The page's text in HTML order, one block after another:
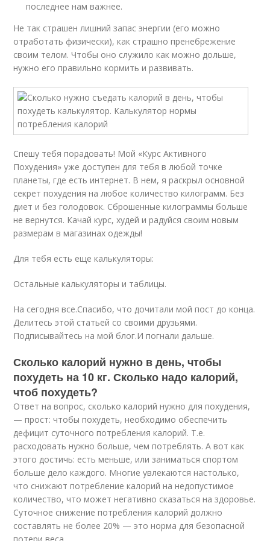
последнее нам важнее.
Не так страшен лишний запас энергии (его можно
отработать физически), как страшно пренебрежение
своим телом. Чтобы оно служило как можно дольше,
нужно его правильно кормить и развивать.
Спешу тебя порадовать! Мой «Курс Активного
Похудения» уже доступен для тебя в любой точке
планеты, где есть интернет. В нем, я раскрыл основной
секрет похудения на любое количество килограмм. Без
диет и без голодовок. Сброшенные килограммы больше
не вернутся. Качай курс, худей и радуйся своим новым
размерам в магазинах одежды!
Для тебя есть еще калькуляторы:
Остальные калькуляторы и таблицы.
На сегодня все.Спасибо, что дочитали мой пост до конца.
Делитесь этой статьей со своими друзьями.
Подписывайтесь на мой блог.И погнали дальше.
Сколько калорий нужно в день, чтобы
похудеть на 10 кг. Сколько надо калорий,
чтоб похудеть?
Ответ на вопрос, сколько калорий нужно для похудения,
— прост: чтобы похудеть, необходимо обеспечить
дефицит суточного потребления калорий. Т.е.
расходовать нужно больше, чем потреблять. А вот как
этого достичь: есть меньше, или заниматься спортом
больше дело каждого. Многие увлекаются настолько,
что снижают потребление калорий на недопустимое
количество, что может негативно сказаться на здоровье.
Суточное снижение потребления калорий должно
составлять не более 20% — это норма для безопасной